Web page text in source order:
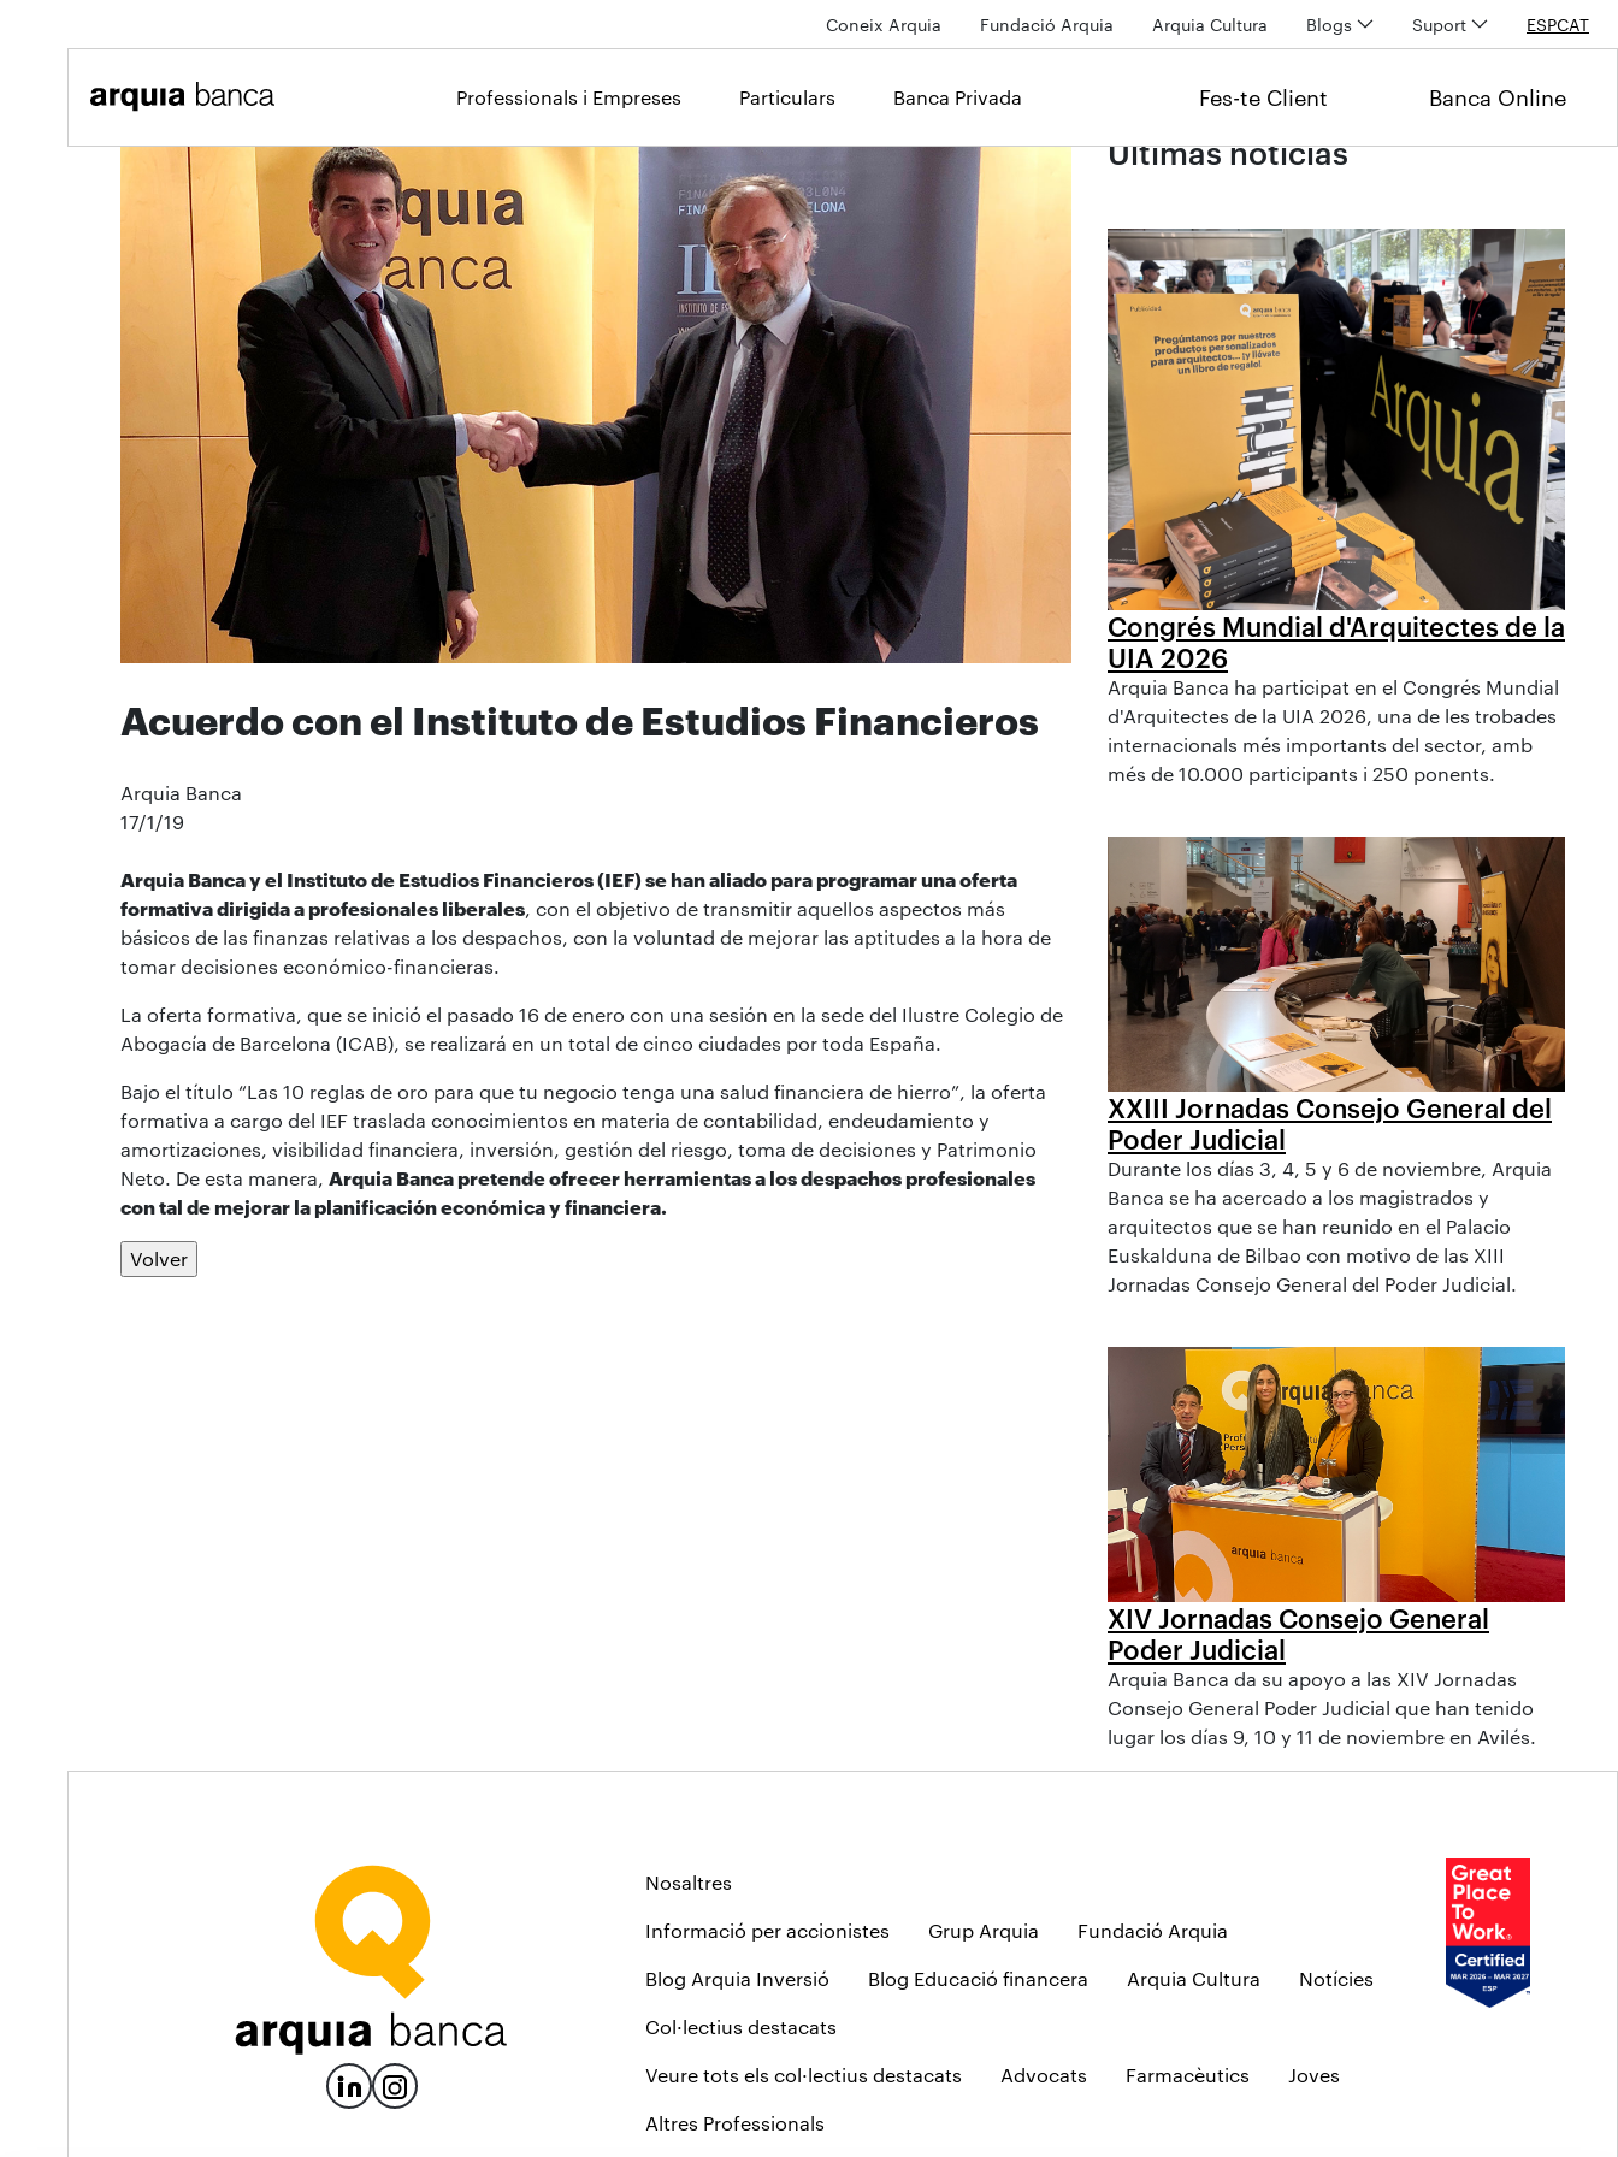
Coneix Arquia Fundació Arquia Arquia Cultura Blogs Suport ESPCAT
Professionals i Empreses Particulars Banca Privada Fes-te Client Banca Online
Acuerdo con el Instituto de Estudios Financieros
Arquia Banca
17/1/19
Arquia Banca y el Instituto de Estudios Financieros (IEF) se han aliado para programar una oferta
formativa dirigida a profesionales liberales, con el objetivo de transmitir aquellos aspectos más
básicos de las finanzas relativas a los despachos, con la voluntad de mejorar las aptitudes a la hora de
tomar decisiones económico-financieras.
La oferta formativa, que se inició el pasado 16 de enero con una sesión en la sede del Ilustre Colegio de
Abogacía de Barcelona (ICAB), se realizará en un total de cinco ciudades por toda España.
Bajo el título “Las 10 reglas de oro para que tu negocio tenga una salud financiera de hierro”, la oferta
formativa a cargo del IEF traslada conocimientos en materia de contabilidad, endeudamiento y
amortizaciones, visibilidad financiera, inversión, gestión del riesgo, toma de decisiones y Patrimonio
Neto. De esta manera, Arquia Banca pretende ofrecer herramientas a los despachos profesionales
con tal de mejorar la planificación económica y financiera.
Volver
Últimas noticias
Congrés Mundial d'Arquitectes de la
UIA 2026
Arquia Banca ha participat en el Congrés Mundial
d'Arquitectes de la UIA 2026, una de les trobades
internacionals més importants del sector, amb
més de 10.000 participants i 250 ponents.
XXIII Jornadas Consejo General del
Poder Judicial
Durante los días 3, 4, 5 y 6 de noviembre, Arquia
Banca se ha acercado a los magistrados y
arquitectos que se han reunido en el Palacio
Euskalduna de Bilbao con motivo de las XIII
Jornadas Consejo General del Poder Judicial.
XIV Jornadas Consejo General
Poder Judicial
Arquia Banca da su apoyo a las XIV Jornadas
Consejo General Poder Judicial que han tenido
lugar los días 9, 10 y 11 de noviembre en Avilés.
Nosaltres
Informació per accionistes Grup Arquia Fundació Arquia
Blog Arquia Inversió Blog Educació financera Arquia Cultura Notícies
Col·lectius destacats
Veure tots els col·lectius destacats Advocats Farmacèutics Joves
Altres Professionals